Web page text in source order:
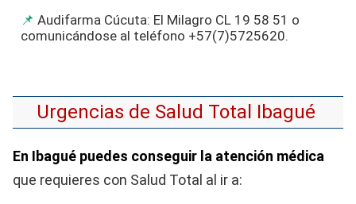
Audifarma Cúcuta: El Milagro CL 19 58 51 o
comunicándose al teléfono +57(7)5725620.
Urgencias de Salud Total Ibagué
En Ibagué puedes conseguir la atención médica
que requieres con Salud Total al ir a: